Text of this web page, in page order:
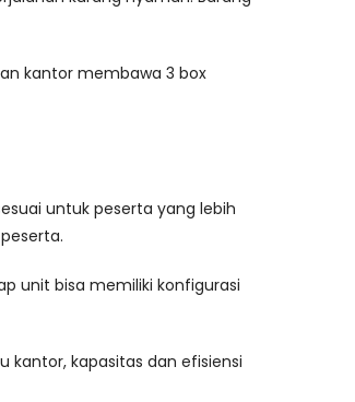
kantor membawa 3 box
untuk peserta yang lebih
unit bisa memiliki konfigurasi
kantor, kapasitas dan efisiensi